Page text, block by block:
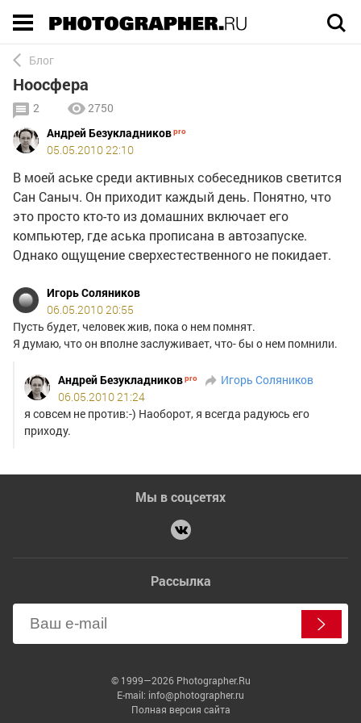
Блог
Ноосфера
2
2750
Андрей Безукладников
05.05.2010 22:10
В моей аське среди активных собеседников светится
Сан Саныч. Он приходит каждый день. Понятно, что
это просто кто-то из домашних включает его
компьютер, где аська прописана в автозапуске.
Однако ощущение сверхестественного не покидает.
Игорь Соляников
06.05.2010 20:55
Пусть будет, человек жив, пока о нем помнят.
Я думаю, что он вполне заслуживает, что- бы о нем помнили.
Андрей Безукладников
Игорь Соляников
06.05.2010 21:24
я совсем не против:-) Наоборот, я всегда радуюсь его
приходу.
Мы в соцсетях
Рассылка
© 1999—2026 Photographer.Ru
E-mail: info@photographer.ru
Полная версия сайта